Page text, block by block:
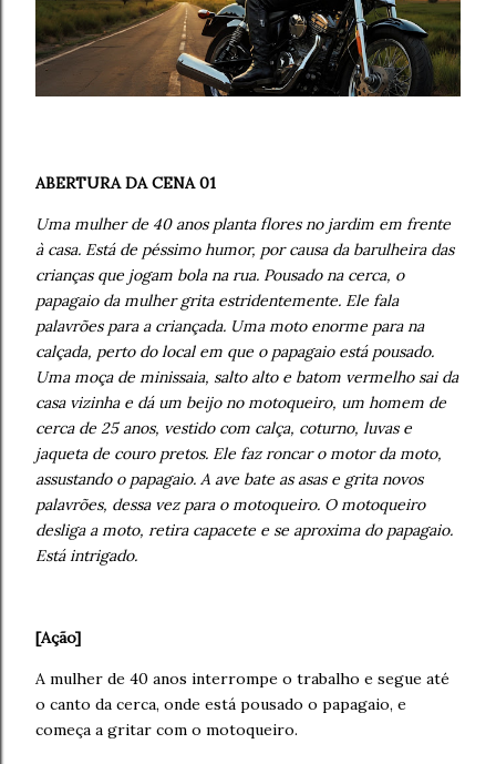
ABERTURA DA CENA 01
Uma mulher de 40 anos planta flores no jardim em frente
à casa. Está de péssimo humor, por causa da barulheira das
crianças que jogam bola na rua. Pousado na cerca, o
papagaio da mulher grita estridentemente. Ele fala
palavrões para a criançada. Uma moto enorme para na
calçada, perto do local em que o papagaio está pousado.
Uma moça de minissaia, salto alto e batom vermelho sai da
casa vizinha e dá um beijo no motoqueiro, um homem de
cerca de 25 anos, vestido com calça, coturno, luvas e
jaqueta de couro pretos. Ele faz roncar o motor da moto,
assustando o papagaio. A ave bate as asas e grita novos
palavrões, dessa vez para o motoqueiro. O motoqueiro
desliga a moto, retira capacete e se aproxima do papagaio.
Está intrigado.
[Ação]
A mulher de 40 anos interrompe o trabalho e segue até
o canto da cerca, onde está pousado o papagaio, e
começa a gritar com o motoqueiro.